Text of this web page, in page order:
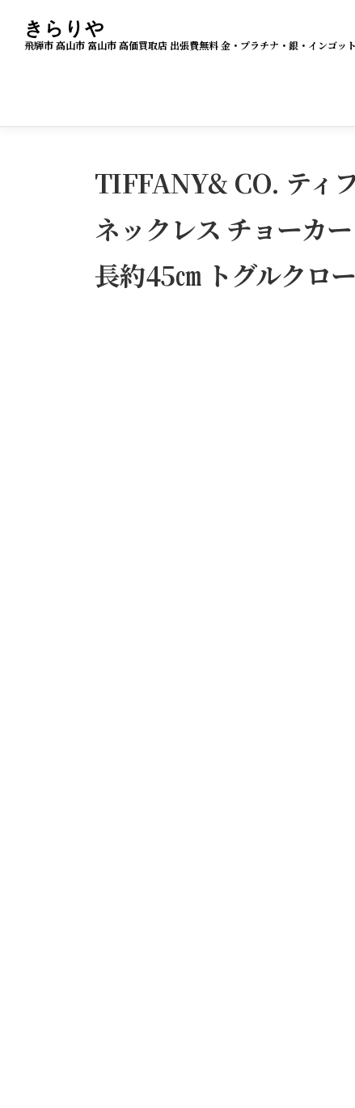
へ
きらりや
飛騨市 高山市 富山市 高価買取店 出張費無料 金・プラチナ・銀・インゴ
TIFFANY& CO. ティ
ネックレス チョーカ
長約45㎝ トグルクロ